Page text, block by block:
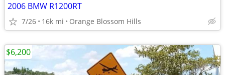
2006 BMW R1200RT
7/26 16k mi Orange Blossom Hills
$6,200